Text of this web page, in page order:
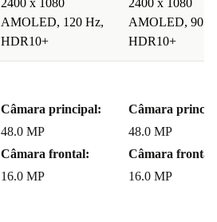
2400 x 1080
AMOLED, 120 Hz,
HDR10+
2400 x 1080
AMOLED, 90
HDR10+
Câmara principal:
48.0 MP
Câmara frontal:
16.0 MP
Câmara
48.0 MP
Câmara frontal:
16.0 MP